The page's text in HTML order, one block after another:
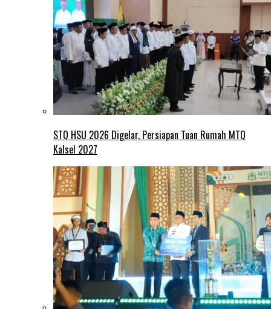
STQ HSU 2026 Digelar, Persiapan Tuan Rumah MTQ
Kalsel 2027